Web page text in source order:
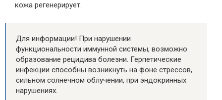
кожа регенерирует.
Для информации! При нарушении
функциональности иммунной системы, возможно
образование рецидива болезни. Герпетические
инфекции способны возникнуть на фоне стрессов,
сильном солнечном облучении, при эндокринных
нарушениях.